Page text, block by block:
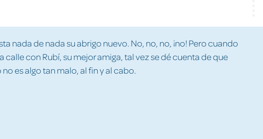
nada de nada su abrigo nuevo. No, no, no, ¡no! Pero cuando
calle con Rubí, su mejor amiga, tal vez se dé cuenta de que
es algo tan malo, al fin y al cabo.